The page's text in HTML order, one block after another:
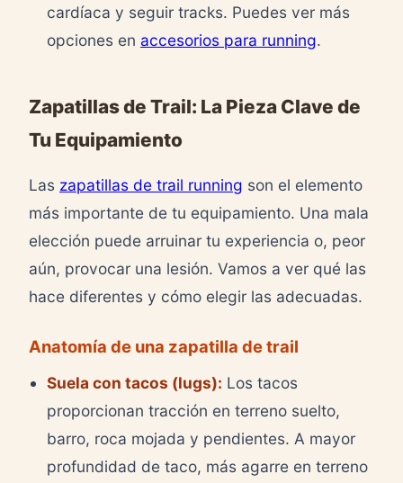
cardíaca y seguir tracks. Puedes ver más
opciones en accesorios para running.
Zapatillas de Trail: La Pieza Clave de
Tu Equipamiento
Las zapatillas de trail running son el elemento
más importante de tu equipamiento. Una mala
elección puede arruinar tu experiencia o, peor
aún, provocar una lesión. Vamos a ver qué las
hace diferentes y cómo elegir las adecuadas.
Anatomía de una zapatilla de trail
Suela con tacos (lugs): Los tacos
proporcionan tracción en terreno suelto,
barro, roca mojada y pendientes. A mayor
profundidad de taco, más agarre en terreno